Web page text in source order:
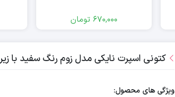
670,000 تومان
کتونی اسپرت نایکی مدل زوم رنگ سفید با
ویژگی های محصول: